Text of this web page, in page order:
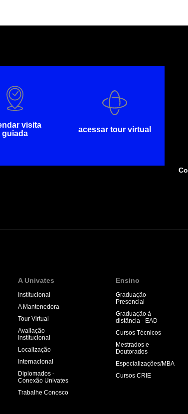
visita
guiada
acessar tour virtual
A Univates
Institucional
A Mantenedora
Tour Virtual
Avaliação
Institucional
Localização
Internacional
Diplomados -
Conexão Univates
Trabalhe Conosco
Ensino
Graduação
Presencial
Graduação à
distância - EAD
Cursos Técnicos
Mestrados e
Doutorados
Especializações/MBA
Cursos CRIE